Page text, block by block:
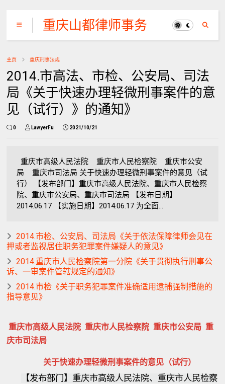
重庆山都律师事务
所
主页 重庆刑事法规
2014.市高法、市检、公安局、司法
局《关于快速办理轻微刑事案件的意
见（试行）》的通知》
0 LawyerFu 2021/10/21
重庆市高级人民法院 重庆市人民检察院 重庆市公安
局 重庆市司法局 关于快速办理轻微刑事案件的意见（试
行） 【发布部门】重庆市高级人民法院、重庆市人民检察
院、重庆市公安局、重庆市司法局 【发布日期】
2014.06.17 【实施日期】2014.06.17 为全面...
2014.市检、公安局、司法局《关于依法保障律师会见在
押或者监视居住职务犯罪案件嫌疑人的意见》
2014.重庆市人民检察院第一分院《关于贯彻执行刑事公
诉、一审案件管辖规定的通知》
2014.市检《关于职务犯罪案件准确适用逮捕强制措施的
指导意见》
重庆市高级人民法院 重庆市人民检察院 重庆市公安局 重
庆市司法局
关于快速办理轻微刑事案件的意见（试行）
【发布部门】重庆市高级人民法院、重庆市人民检察